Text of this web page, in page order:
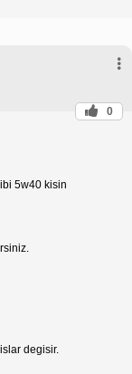
0
5w40 kisin
degisir.